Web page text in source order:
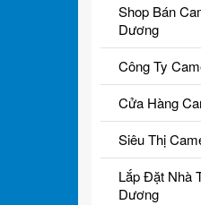
Shop Bán
Dương
Công Ty
Cửa Hàng
Siêu Thị
Lắp Đặt Nhà
Dương